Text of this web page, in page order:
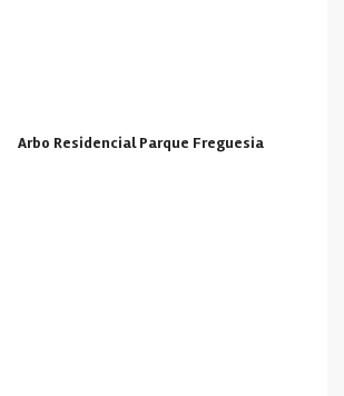
Arbo Residencial Parque Freguesia